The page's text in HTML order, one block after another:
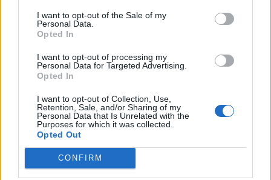
I want to opt-out of the Sale of my
Personal Data.
Opted In
I want to opt-out of processing my
Personal Data for Targeted Advertising.
Opted In
I want to opt-out of Collection, Use,
Retention, Sale, and/or Sharing of my
Personal Data that Is Unrelated with the
Purposes for which it was collected.
Opted Out
CONFIRM